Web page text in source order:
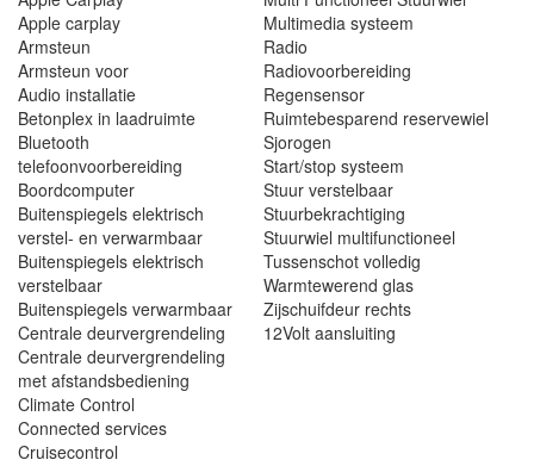
Apple carplay
Armsteun
Armsteun voor
Audio installatie
Betonplex in laadruimte
Bluetooth
telefoonvoorbereiding
Boordcomputer
Buitenspiegels elektrisch
verstel- en verwarmbaar
Buitenspiegels elektrisch
verstelbaar
Buitenspiegels verwarmbaar
Centrale deurvergrendeling
Centrale deurvergrendeling
met afstandsbediening
Climate Control
Connected services
Cruisecontrol
Multimedia systeem
Radio
Radiovoorbereiding
Regensensor
Ruimtebesparend reservewiel
Sjorogen
Start/stop systeem
Stuur verstelbaar
Stuurbekrachtiging
Stuurwiel multifunctioneel
Tussenschot volledig
Warmtewerend glas
Zijschuifdeur rechts
12Volt aansluiting